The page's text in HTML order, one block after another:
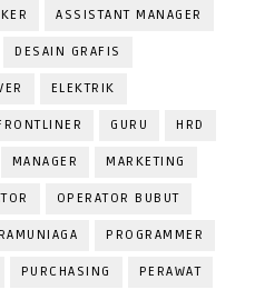
ASSISTANT MANAGER
DESAIN GRAFIS
ELEKTRIK
GURU HRD
MANAGER MARKETING
OPERATOR BUBUT
PROGRAMMER
PURCHASING PERAWAT